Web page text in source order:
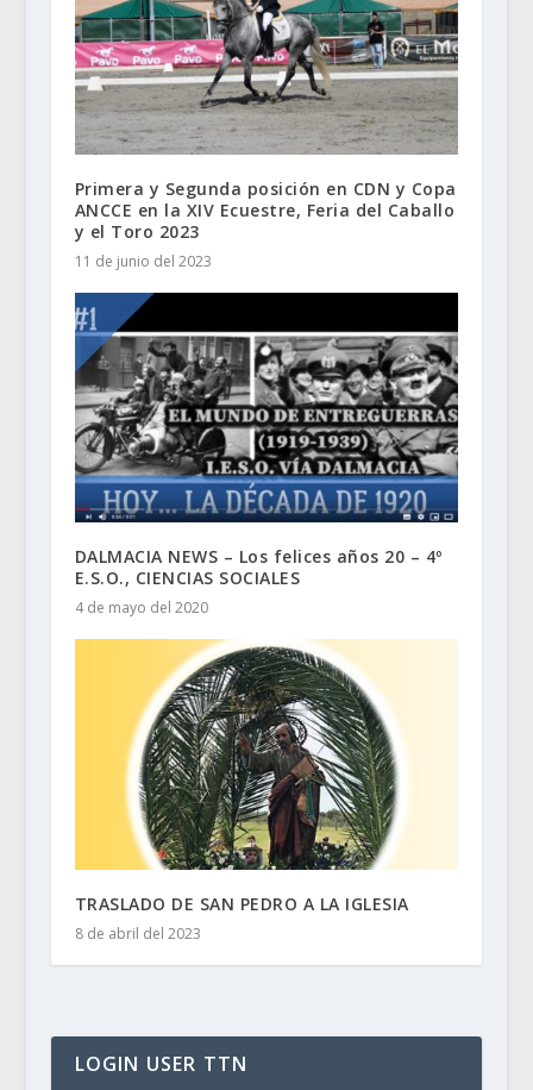
Primera y Segunda posición en CDN y Copa
ANCCE en la XIV Ecuestre, Feria del Caballo
y el Toro 2023
11 de junio del 2023
DALMACIA NEWS – Los felices años 20 – 4º
E.S.O., CIENCIAS SOCIALES
4 de mayo del 2020
TRASLADO DE SAN PEDRO A LA IGLESIA
8 de abril del 2023
LOGIN USER TTN